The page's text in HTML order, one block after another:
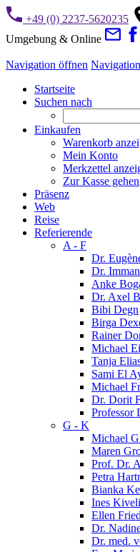
+49 (0) 2237-5620235
Umgebung & Online
Navigation öffnen
Startseite
Suchen nach
Einkaufen
Warenkorb
Mein Konto
Merkzettel
Zur Kasse gehen
Präsenz
Web
Reise
Referierende
A - F
Dr.
Dr.
Anke
Dr. Axel
Bibi Degn
Birga
Rainer
Michael
Tanja
Sami El
Michael
Dr. Dorit
Professor
G - K
Michael
Maren
Prof. Dr.
Petra
Bianka
Ines
Ellen
Dr.
Dr. med.